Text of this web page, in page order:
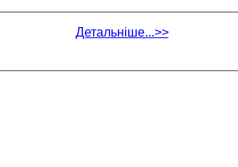
Детальніше...>>